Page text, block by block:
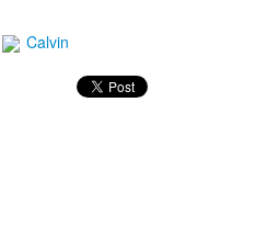
Calvin